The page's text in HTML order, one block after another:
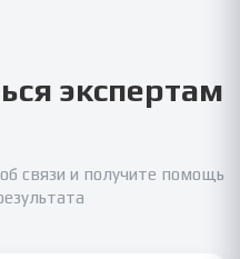
экспертам
связи и получите помощь